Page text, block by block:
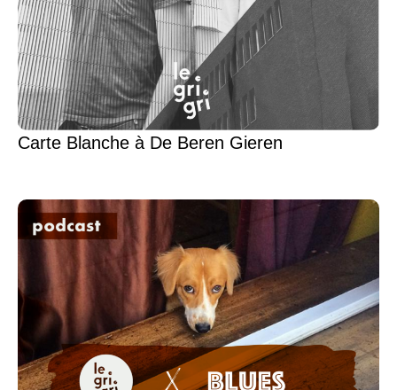
Carte Blanche à De Beren Gieren